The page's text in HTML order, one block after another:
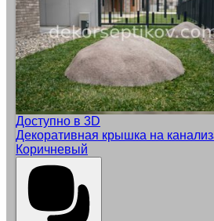
Доступно в 3D
Декоративная крышка на
Коричневый